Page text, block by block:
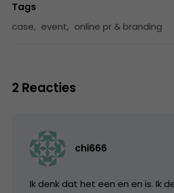
Tags
case, event, online pr & branding
2 Reacties
chi666
Ik denk dat het een en en is. Ik